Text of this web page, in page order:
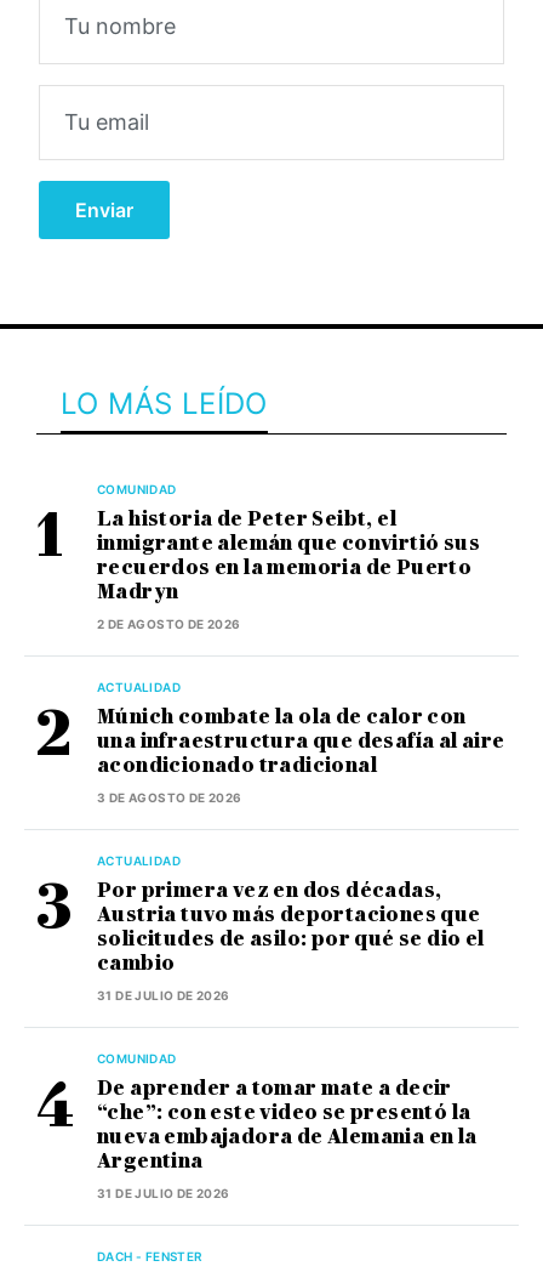
LO MÁS LEÍDO
COMUNIDAD
La historia de Peter Seibt, el
inmigrante alemán que convirtió sus
recuerdos en la memoria de Puerto
Madryn
2 DE AGOSTO DE 2026
ACTUALIDAD
Múnich combate la ola de calor con
una infraestructura que desafía al aire
acondicionado tradicional
3 DE AGOSTO DE 2026
ACTUALIDAD
Por primera vez en dos décadas,
Austria tuvo más deportaciones que
solicitudes de asilo: por qué se dio el
cambio
31 DE JULIO DE 2026
COMUNIDAD
De aprender a tomar mate a decir
“che”: con este video se presentó la
nueva embajadora de Alemania en la
Argentina
31 DE JULIO DE 2026
DACH - FENSTER